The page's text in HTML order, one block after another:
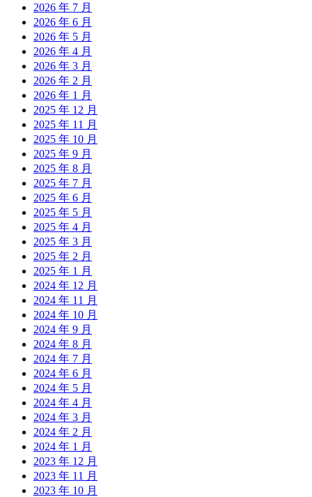
2026 年 7 月
2026 年 6 月
2026 年 5 月
2026 年 4 月
2026 年 3 月
2026 年 2 月
2026 年 1 月
2025 年 12 月
2025 年 11 月
2025 年 10 月
2025 年 9 月
2025 年 8 月
2025 年 7 月
2025 年 6 月
2025 年 5 月
2025 年 4 月
2025 年 3 月
2025 年 2 月
2025 年 1 月
2024 年 12 月
2024 年 11 月
2024 年 10 月
2024 年 9 月
2024 年 8 月
2024 年 7 月
2024 年 6 月
2024 年 5 月
2024 年 4 月
2024 年 3 月
2024 年 2 月
2024 年 1 月
2023 年 12 月
2023 年 11 月
2023 年 10 月